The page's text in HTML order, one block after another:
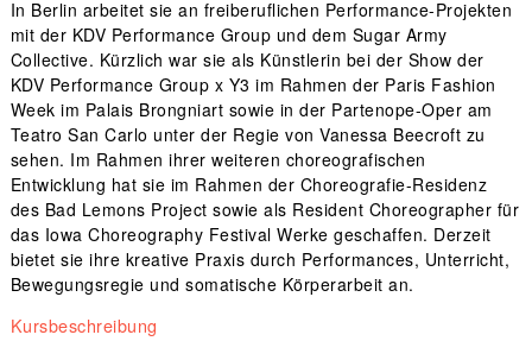
In Berlin arbeitet sie an freiberuflichen Performance-Projekten
mit der KDV Performance Group und dem Sugar Army
Collective. Kürzlich war sie als Künstlerin bei der Show der
KDV Performance Group x Y3 im Rahmen der Paris Fashion
Week im Palais Brongniart sowie in der Partenope-Oper am
Teatro San Carlo unter der Regie von Vanessa Beecroft zu
sehen. Im Rahmen ihrer weiteren choreografischen
Entwicklung hat sie im Rahmen der Choreografie-Residenz
des Bad Lemons Project sowie als Resident Choreographer für
das Iowa Choreography Festival Werke geschaffen. Derzeit
bietet sie ihre kreative Praxis durch Performances, Unterricht,
Bewegungsregie und somatische Körperarbeit an.
Kursbeschreibung